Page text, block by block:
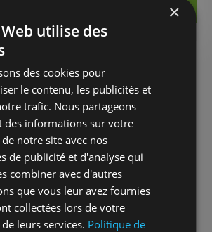
Les 24 Heures de Spa s’invitent sur nos
chantiers
8 juillet 2026
Zoom sur nos chantiers : Grâce-Hollogne
pour la CILE
11 juin 2026
×
utilise des
des cookies pour
le contenu, les publicités et
trafic. Nous partageons
des informations sur votre
notre site avec nos
de publicité et d'analyse qui
combiner avec d'autres
que vous leur avez fournies
collectées lors de votre
leurs services. Politique de